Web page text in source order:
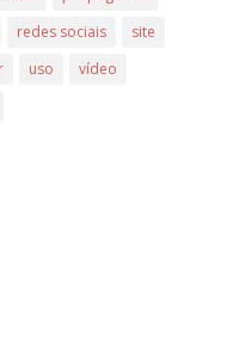
redes sociais
site
uso
vídeo